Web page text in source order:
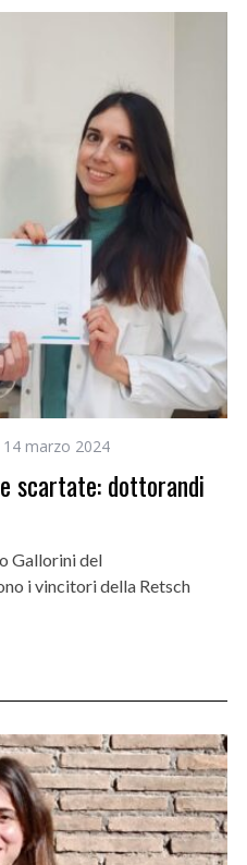
14 marzo 2024
scartate: dottorandi
Gallorini del
i vincitori della Retsch